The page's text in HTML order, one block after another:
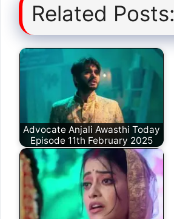
Related Posts:
Advocate Anjali Awasthi Today
Episode 11th February 2025